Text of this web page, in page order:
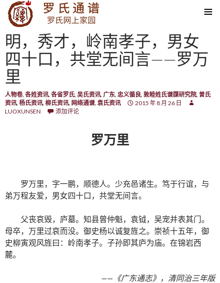
SKIP TO CONTENT
明，秀才，岭南孝子，男女
四十口，共堂无间言——罗万
里
人物卷, 各姓资讯, 各省罗氏, 吴氏资讯, 广东, 忠义循良, 敦睦姓氏谱牒研究院, 曾氏
资讯, 杨氏资讯, 柳氏资讯, 网络通谱, 袁氏资讯
2015 年 8 月 26 日
LUOXUNSEN
添加评论
罗万里
罗万里，字一鹏，顺德人。少充邑诸生。笃于行谊，与
弟万程友爱，男女四十口，共堂无间言。
父丧哀毁，庐墓。知县曾仲魁，袁钺，吴宠并表其门。
母卒，万里过哀而没。御史杨以诚复旌之。崇祯十五年，御
史柳寅观风旌曰：岭南孝子。子孙即其庐为庙。在锦岩西
麓。
——《广东通志》，清同治三年版